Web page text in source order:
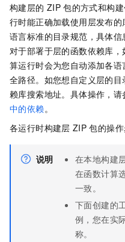
构建层的 ZIP 包的方式和构
行时能正确加载使用层发布
语言标准的目录规范，具体
对于部署于层的函数依赖库，
算运行时会为您自动添加各
全路径。如您想自定义层的
赖库搜索地址。具体操作，请
中的依赖 。
各运行时构建层 ZIP 包的操作
说明
在本地构建
在函数计算
一致。
下面创建的
例，您在实
称。